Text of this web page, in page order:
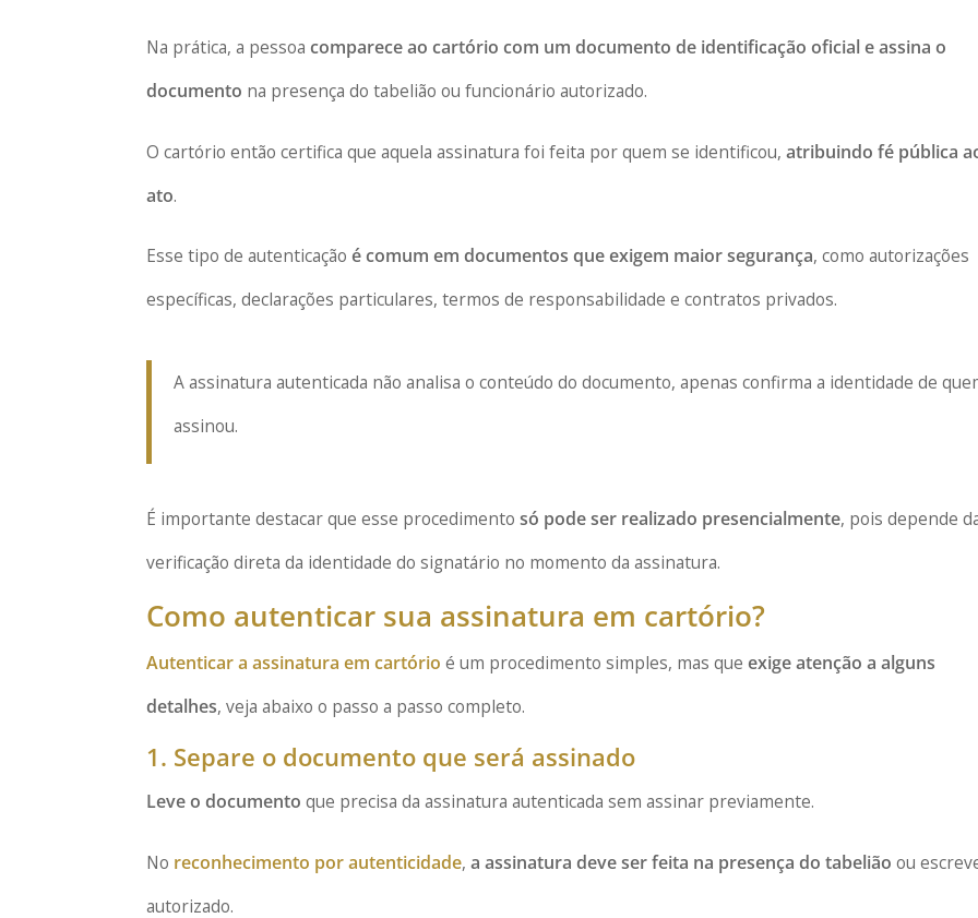
Na prática, a pessoacomparece ao cartório com um documento de identificação oficial e assina o
documento na presença do tabelião ou funcionário autorizado.
O cartório então certifica que aquela assinatura foi feita por quem se identificou, atribuindo fé pública
ato.
Esse tipo de autenticaçãoé comum em documentos que exigem maior segurança, como autorizações
específicas, declarações particulares, termos de responsabilidade e contratos privados.
A assinatura autenticada não analisa o conteúdo do documento, apenas confirma a identidade de
assinou.
É importante destacar que esse procedimentosó pode ser realizado presencialmente, pois depende
verificação direta da identidade do signatário no momento da assinatura.
Como autenticar sua assinatura em cartório?
Autenticar a assinatura em cartório é um procedimento simples, mas queexige atenção a alguns
detalhes, veja abaixo o passo a passo completo.
1. Separe o documento que será assinado
Leve o documento que precisa da assinatura autenticada sem assinar previamente.
No reconhecimento por autenticidade, a assinatura deve ser feita na presença do tabelião ou
autorizado.